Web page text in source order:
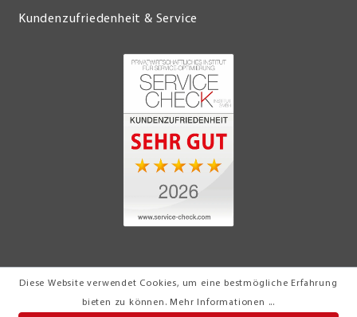
Diese Website verwendet Cookies, um eine bestmögliche Erfahrung
bieten zu können. Mehr Informationen ...
Kundenzufriedenheit & Service
Klemens Münstermann GmbH & Co. KG